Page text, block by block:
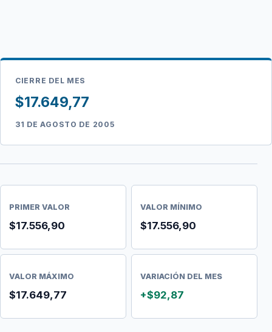
CIERRE DEL MES
$17.649,77
31 DE AGOSTO DE 2005
PRIMER VALOR
$17.556,90
VALOR MÍNIMO
$17.556,90
VALOR MÁXIMO
$17.649,77
VARIACIÓN DEL MES
+$92,87